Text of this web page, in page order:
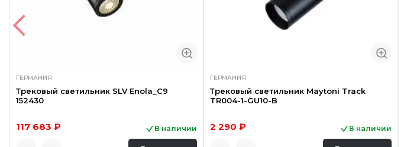
ГЕРМАНИЯ
Трековый светильник SLV Enola_C9
152430
117 683 ₽ В наличии
ГЕРМАНИЯ
Трековый светильник Maytoni Track
TR004-1-GU10-B
2 290 ₽ В наличии